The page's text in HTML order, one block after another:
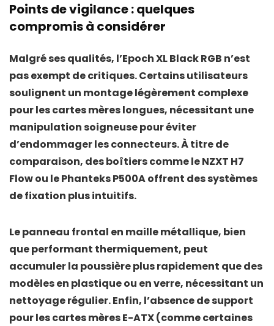
Points de vigilance : quelques
compromis à considérer
Malgré ses qualités, l’Epoch XL Black RGB n’est
pas exempt de critiques. Certains utilisateurs
soulignent un montage légèrement complexe
pour les cartes mères longues, nécessitant une
manipulation soigneuse pour éviter
d’endommager les connecteurs. À titre de
comparaison, des boîtiers comme leNZXT H7
Flowou lePhanteks P500Aoffrent des systèmes
de fixation plus intuitifs.
Lepanneau frontal en maille métallique, bien
que performant thermiquement, peut
accumuler la poussière plus rapidement que des
modèles en plastique ou en verre, nécessitant un
nettoyage régulier. Enfin, l’absence desupport
pour les cartes mères E-ATX(comme certaines